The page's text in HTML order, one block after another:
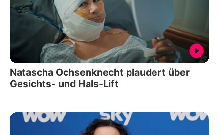
Natascha Ochsenknecht plaudert über
Gesichts- und Hals-Lift